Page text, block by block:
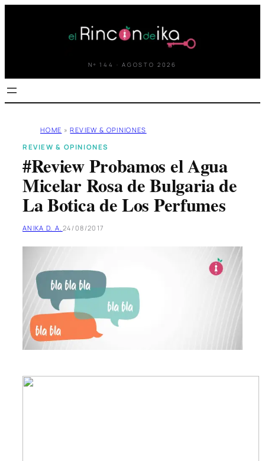
Nº 144 · AGOSTO 2026
HOME » REVIEW & OPINIONES
REVIEW & OPINIONES
#Review Probamos el Agua
Micelar Rosa de Bulgaria de
La Botica de Los Perfumes
ANIKA D. A. 24/08/2017